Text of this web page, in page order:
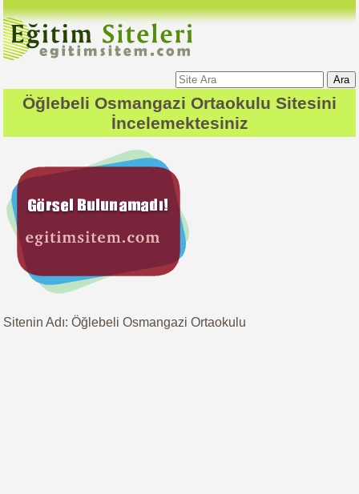
Ara
Öğlebeli Osmangazi Ortaokulu Sitesini
İncelemektesiniz
Sitenin Adı: Öğlebeli Osmangazi Ortaokulu